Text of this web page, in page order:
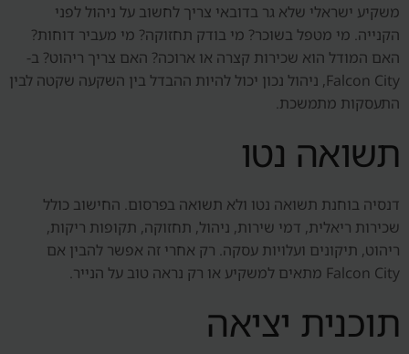
משקיע ישראלי שלא גר בדובאי צריך לחשוב על ניהול לפני
הקנייה. מי מטפל בשוכר? מי בודק תחזוקה? מי מעביר דוחות?
האם המודל הוא שכירות קצרה או ארוכה? האם צריך ריהוט? ב-
Falcon City, ניהול נכון יכול להיות ההבדל בין השקעה שקטה לבין
התעסקות מתמשכת.
תשואה נטו
דנסיה בוחנת תשואה נטו ולא תשואה בפרסום. החישוב כולל
שכירות ריאלית, דמי שירות, ניהול, תחזוקה, תקופות ריקות,
ריהוט, תיקונים ועלויות עסקה. רק אחרי זה אפשר להבין אם
Falcon City מתאים למשקיע או רק נראה טוב על הנייר.
תוכנית יציאה